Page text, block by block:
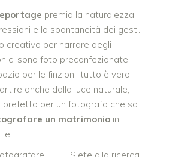
premia la naturalezza
e la spontaneità dei gesti.
creativo per narrare degli
ci sono foto preconfezionate,
per le finzioni, tutto è vero,
anche dalla luce naturale,
prefetto per un fotografo che sa
un matrimonio in